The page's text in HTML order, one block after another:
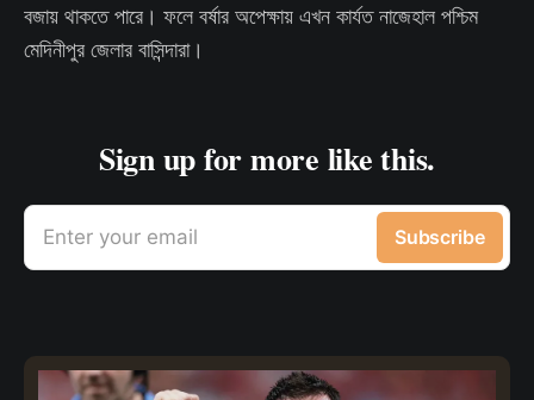
বজায় থাকতে পারে। ফলে বর্ষার অপেক্ষায় এখন কার্যত নাজেহাল পশ্চিম
মেদিনীপুর জেলার বাসিন্দারা।
Sign up for more like this.
Enter your email Subscribe